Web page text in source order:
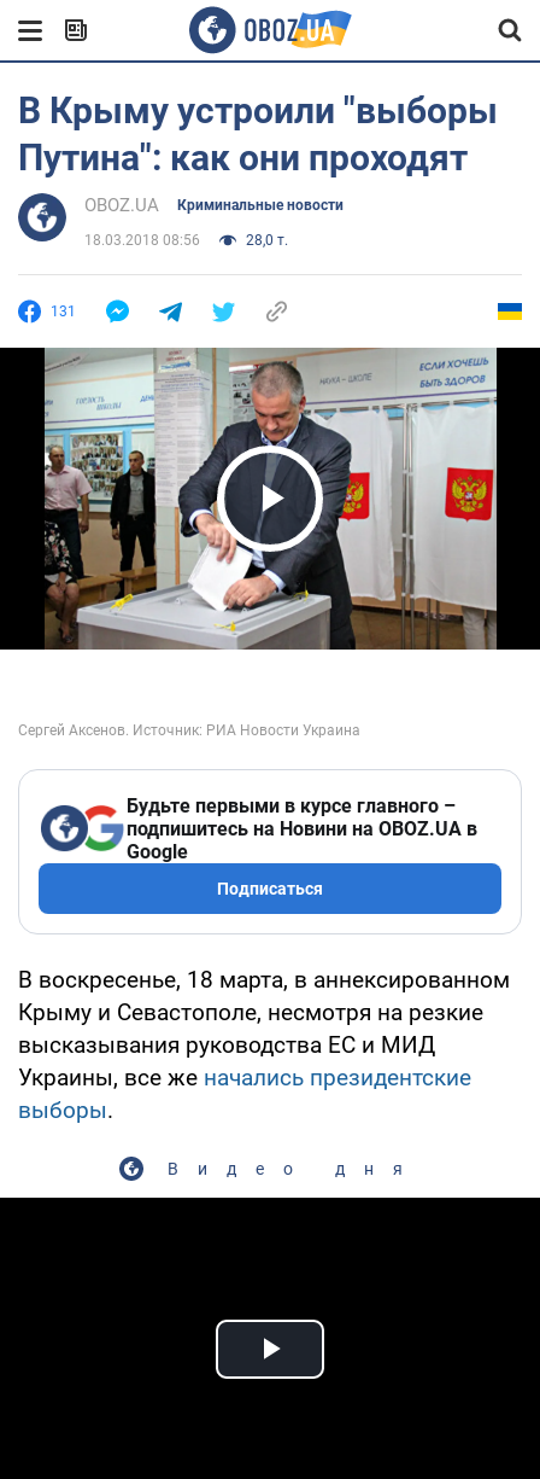
В Крыму устроили "выборы
Путина": как они проходят
OBOZ.UA Криминальные новости
18.03.2018 08:56 28,0 т.
131
Play Video
Будьте первыми в курсе главного –
подпишитесь на Новини на OBOZ.UA в
Google
Подписаться
В воскресенье, 18 марта, в аннексированном
Крыму и Севастополе, несмотря на резкие
высказывания руководства ЕС и МИД
Украины, все же начались президентские
выборы.
Видео дня
Play Video